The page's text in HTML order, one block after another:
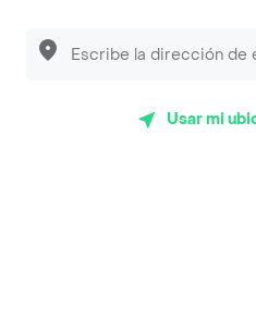
Desayunadero de la 42
Sopitas y Frijoladas
Usar mi